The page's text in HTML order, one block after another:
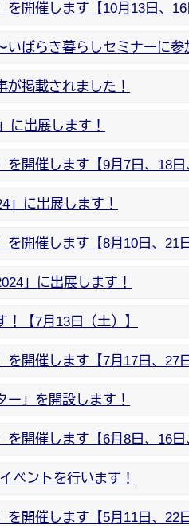
開催します【10月13日、16
ばらき暮らしセミナーに参
が掲載されました！
に出展します！
開催します【9月7日、18日
」に出展します！
開催します【8月10日、21
」に出展します！
【7月13日（土）】
開催します【7月17日、27日
」を開設します！
開催します【6月8日、16日
ベントを行います！
開催します【5月11日、22